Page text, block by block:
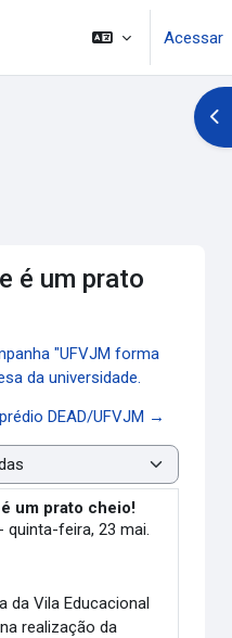
Acessar
é um prato
"UFVJM forma
da universidade.
DEAD/UFVJM →
um prato cheio!
- quinta-feira, 23 mai.
0
da Vila Educacional
realização da